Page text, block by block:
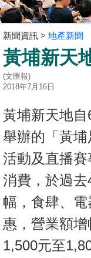
業
放
盤
宅
按
揭
地
產
客
地
產
新聞資訊 > 地產新聞
黃埔新天
(文匯報)
2018年7月16日
黃埔新天地
舉辦的「黃
活動及直播
消費，於過
幅，食肆、
惠，營業額
1,500元至